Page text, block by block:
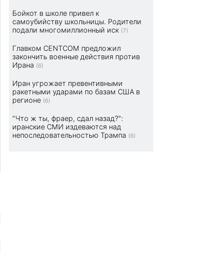
Бойкот в школе привел к
самоубийству школьницы. Родители
подали многомиллионный иск (7)
Главком CENTCOM предложил
закончить военные действия против
Ирана (6)
Иран угрожает превентивными
ракетными ударами по базам США в
регионе (6)
"Что ж ты, фраер, сдал назад?":
иранские СМИ издеваются над
непоследовательностью Трампа (6)